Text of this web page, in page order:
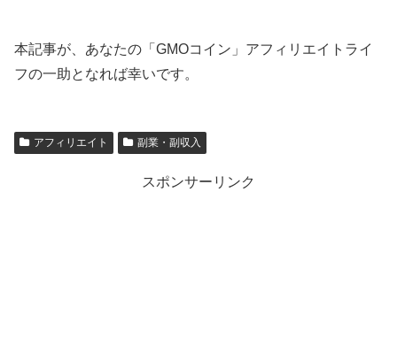
本記事が、あなたの「GMOコイン」アフィリエイトライ
フの一助となれば幸いです。
アフィリエイト 副業・副収入
スポンサーリンク